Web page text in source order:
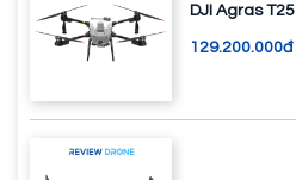
DJI Agras T25
129.200.000đ